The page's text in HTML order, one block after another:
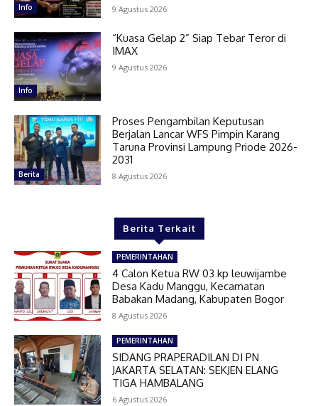
Info 9 Agustus 2026
Info
“Kuasa Gelap 2” Siap Tebar Teror di
IMAX
9 Agustus 2026
Berita
Proses Pengambilan Keputusan
Berjalan Lancar WFS Pimpin Karang
Taruna Provinsi Lampung Priode 2026-
2031
8 Agustus 2026
Berita Terkait
PEMERINTAHAN
4 Calon Ketua RW 03 kp leuwijambe
Desa Kadu Manggu, Kecamatan
Babakan Madang, Kabupaten Bogor
8 Agustus 2026
PEMERINTAHAN
SIDANG PRAPERADILAN DI PN
JAKARTA SELATAN: SEKJEN ELANG
TIGA HAMBALANG
6 Agustus 2026